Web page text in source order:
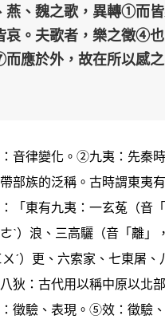
燕、魏之歌，異轉①而
哀。夫歌者，樂之徵④
應於外，故在所以感
音律變化。②九夷：先秦
部族的泛稱。古時謂東夷
「東有九夷：一玄菟（音
ㄜˋ）浪、三高驪（音「離
ㄨˊ）更、六索家、七東屠
狄：古代用以稱中原以北
徵驗、表現。⑤效：徵驗